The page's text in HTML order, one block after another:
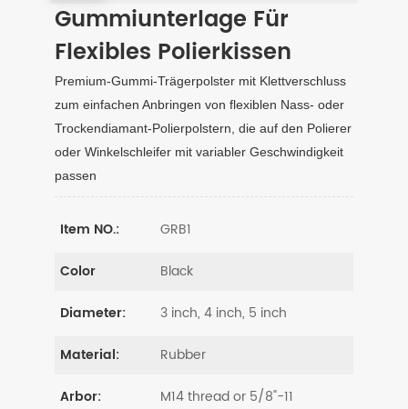
Gummiunterlage Für
Flexibles Polierkissen
Premium-Gummi-Trägerpolster mit Klettverschluss
zum einfachen Anbringen von flexiblen Nass- oder
Trockendiamant-Polierpolstern, die auf den Polierer
oder Winkelschleifer mit variabler Geschwindigkeit
passen
Item NO.: GRB1
Color Black
Diameter: 3 inch, 4 inch, 5 inch
Material: Rubber
Arbor: M14 thread or 5/8"-11